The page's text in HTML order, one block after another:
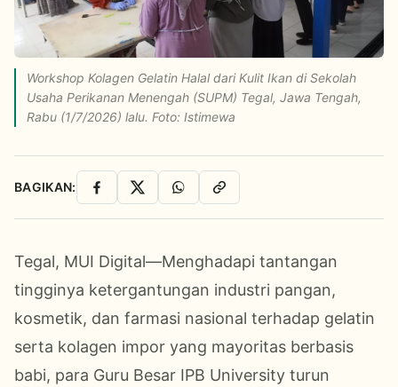
Workshop Kolagen Gelatin Halal dari Kulit Ikan di Sekolah
Usaha Perikanan Menengah (SUPM) Tegal, Jawa Tengah,
Rabu (1/7/2026) lalu. Foto: Istimewa
BAGIKAN: Facebook
X WhatsAppSalin Link
Tegal, MUI Digital—Menghadapi tantangan
tingginya ketergantungan industri pangan,
kosmetik, dan farmasi nasional terhadap gelatin
serta kolagen impor yang mayoritas berbasis
babi, para Guru Besar IPB University turun